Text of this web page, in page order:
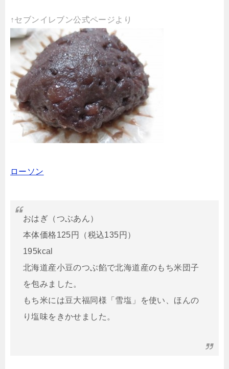
↑セブンイレブン公式ページより
ローソン
おはぎ（つぶあん）
本体価格125円（税込135円）
195kcal
北海道産小豆のつぶ餡で北海道産のもち米団子
を包みました。
もち米には豆大福同様「雪塩」を使い、ほんの
り塩味をきかせました。